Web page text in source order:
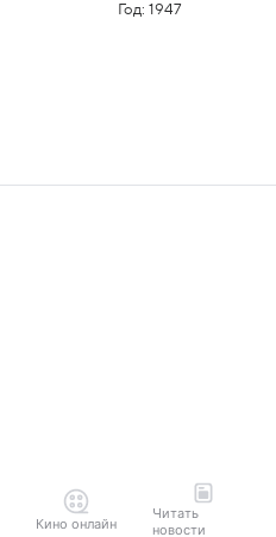
Год: 1947
Кино онлайн
Читать
новости